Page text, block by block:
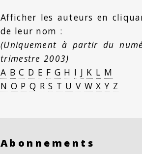
Afficher les auteurs en
de leur nom :
(Uniquement à partir du
trimestre 2003)
A B C D E F G H I J K L M
N O P Q R S T U V W X Y Z
Abonnements